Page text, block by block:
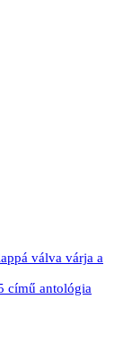
válva várja a
című antológia